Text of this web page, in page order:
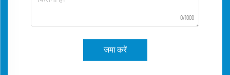
0/1000
जमा करें